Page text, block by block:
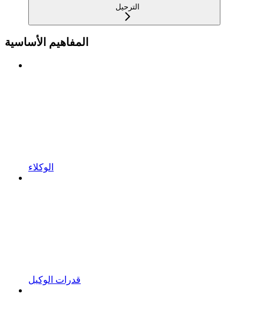
الترحيل
المفاهيم الأساسية
الوكلاء
قدرات الوكيل